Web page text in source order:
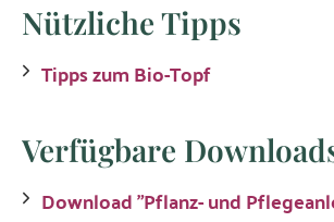
Nützliche Tipps
Tipps zum Bio-Topf
Verfügbare
Download "Pflanz- und